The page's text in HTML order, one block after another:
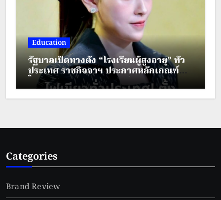
Education
รัฐบาลเปิดทางตั้ง “โรงเรียนผู้สูงอายุ” ทั่ว
ประเทศ ราชกิจจาฯ ประกาศหลักเกณฑ์
ใหม่ ยกระดับคุณภาพชีวิตผู้สูงวัย
Categories
Brand Review